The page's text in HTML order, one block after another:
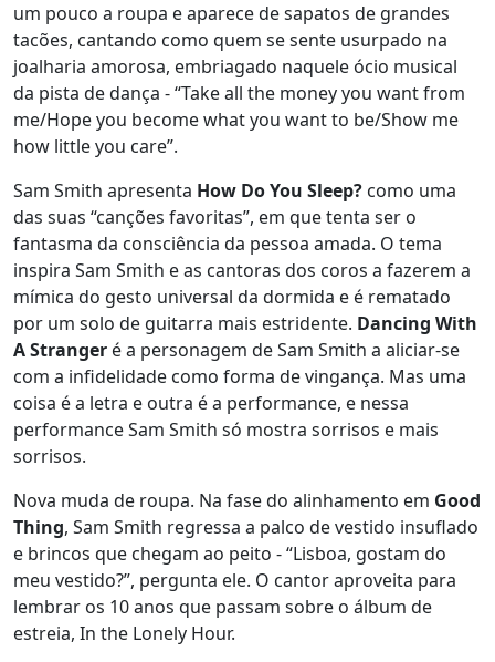
um pouco a roupa e aparece de sapatos de grandes
tacões, cantando como quem se sente usurpado na
joalharia amorosa, embriagado naquele ócio musical
da pista de dança - “Take all the money you want from
me/Hope you become what you want to be/Show me
how little you care”.
Sam Smith apresenta How Do You Sleep? como uma
das suas “canções favoritas”, em que tenta ser o
fantasma da consciência da pessoa amada. O tema
inspira Sam Smith e as cantoras dos coros a fazerem a
mímica do gesto universal da dormida e é rematado
por um solo de guitarra mais estridente. Dancing With
A Stranger é a personagem de Sam Smith a aliciar-se
com a infidelidade como forma de vingança. Mas uma
coisa é a letra e outra é a performance, e nessa
performance Sam Smith só mostra sorrisos e mais
sorrisos.
Nova muda de roupa. Na fase do alinhamento em Good
Thing, Sam Smith regressa a palco de vestido insuflado
e brincos que chegam ao peito - “Lisboa, gostam do
meu vestido?”, pergunta ele. O cantor aproveita para
lembrar os 10 anos que passam sobre o álbum de
estreia, In the Lonely Hour.